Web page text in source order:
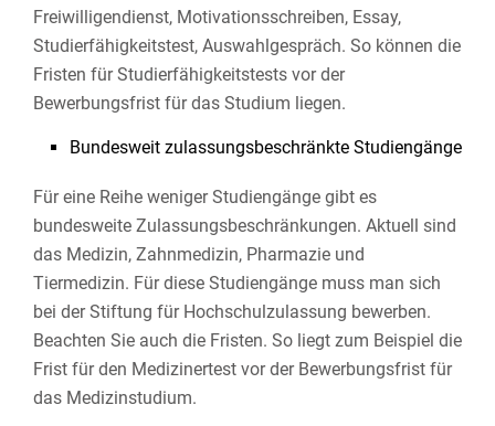
Freiwilligendienst, Motivationsschreiben, Essay,
Studierfähigkeitstest, Auswahlgespräch. So können die
Fristen für Studierfähigkeitstests vor der
Bewerbungsfrist für das Studium liegen.
Bundesweit zulassungsbeschränkte Studiengänge
Für eine Reihe weniger Studiengänge gibt es
bundesweite Zulassungsbeschränkungen. Aktuell sind
das Medizin, Zahnmedizin, Pharmazie und
Tiermedizin. Für diese Studiengänge muss man sich
bei der Stiftung für Hochschulzulassung bewerben.
Beachten Sie auch die Fristen. So liegt zum Beispiel die
Frist für den Medizinertest vor der Bewerbungsfrist für
das Medizinstudium.